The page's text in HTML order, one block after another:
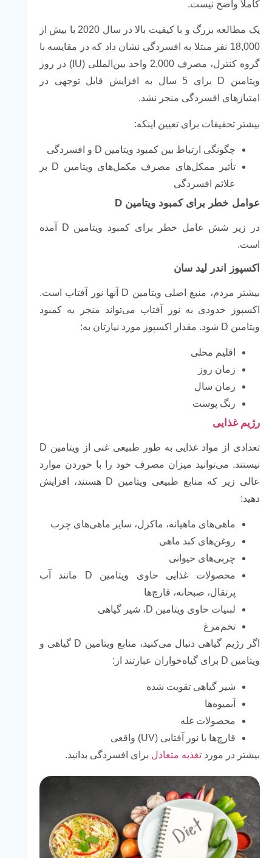
کاملاً واضح نیست.
یک مطالعه بزرگ و با کیفیت بالا در سال 2020 با بیش از
18,000 نفر مبتلا به افسردگی نشان داد که در مقایسه با
گروه کنترل، مصرف 2,000 واحد بین‌المللی (IU) در روز
ویتامین D برای 5 سال به افزایش قابل توجهی در
امتیازهای افسردگی منجر نشد.
بیشتر تحقیقات برای تعیین اینکه:
چگونگی ارتباط بین کمبود ویتامین D و افسردگی
تأثیر ممکل‌های مصرف مکمل‌های ویتامین D بر
علائم افسردگی
عوامل خطر برای کمبود ویتامین D
در زیر شش عامل خطر برای کمبود ویتامین D آمده
است.
اکسپوز اندر لید سان
بیشتر مردم، منبع اصلی ویتامین D آنها نور آفتاب است.
اکسپوز حدودی به نور آفتاب می‌تواند منجر به کمبود
ویتامین D شود. مقدار اکسپوز مورد نیازتان به:
اقلیم محلی
زمان روز
زمان سال
رنگ پوست
رژیم غذایی
تعدادی از مواد غذایی به طور طبیعی غنی از ویتامین D
نیستند. می‌توانید میزان مصرف خود را با خوردن موارد
عالی زیر که منابع طبیعی ویتامین D هستند، افزایش
دهید:
ماهی‌های ماهیانه، ماکرل، سایر ماهی‌های چرب
روغن‌های کبد ماهی
چربی‌های حیوانی
محصولات غذایی حاوی ویتامین D مانند آب
پرتقال، صبحانه، قارچ‌ها
لبنیات حاوی ویتامین D، شیر گیاهی
تخم‌مرغ
اگر رژیم گیاهی دنبال می‌کنید، منابع ویتامین D گیاهی و
ویتامین D برای گیاه‌خواران عبارتند از:
شیر گیاهی تقویت شده
آبمیوه‌ها
محصولات غله
قارچ‌ها با نور آفتابی (UV) واقعی
بیشتر در موردتغذیه متعادل برای افسردگی بدانید.